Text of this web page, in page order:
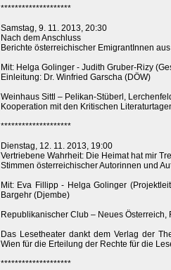
********************
Samstag, 9. 11. 2013, 20:30
Nach dem Anschluss
Berichte österreichischer EmigrantInnen
Mit: Helga Golinger - Judith Gruber-Rizy
Einleitung: Dr. Winfried Garscha (DÖW)
Weinhaus Sittl – Pelikan-Stüberl,
Kooperation mit den Kritischen
********************
Dienstag, 12. 11. 2013, 19:00
Vertriebene Wahrheit: Die Heimat hat mir
Stimmen österreichischer Autorinnen und
Mit: Eva Fillipp - Helga Golinger
Bargehr (Djembe)
Republikanischer Club – Neues
Das Lesetheater dankt dem Verlag der
Wien für die Erteilung der Rechte für die
********************